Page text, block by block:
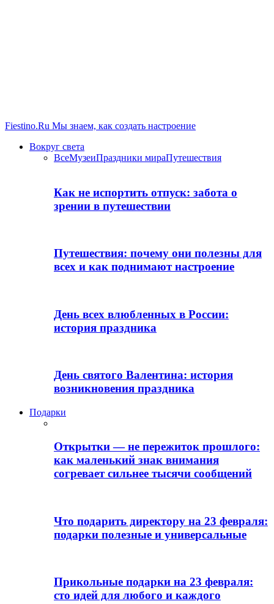
Fiestino.Ru Мы знаем, как создать настроение
Вокруг света
ВсеМузеиПраздники мираПутешествия
Как не испортить отпуск: забота о
зрении в путешествии
Путешествия: почему они полезны для
всех и как поднимают настроение
День всех влюбленных в России:
история праздника
День святого Валентина: история
возникновения праздника
Подарки
Открытки — не пережиток прошлого:
как маленький знак внимания
согревает сильнее тысячи сообщений
Что подарить директору на 23 февраля:
подарки полезные и универсальные
Прикольные подарки на 23 февраля:
сто идей для любого и каждого